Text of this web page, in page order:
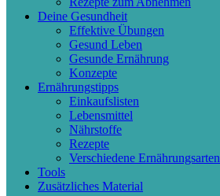
Deine Gesundheit
Effektive Übungen
Gesund Leben
Gesunde Ernährung
Konzepte
Ernährungstipps
Einkaufslisten
Lebensmittel
Nährstoffe
Rezepte
Verschiedene Ernährungsarten
Tools
Zusätzliches Material